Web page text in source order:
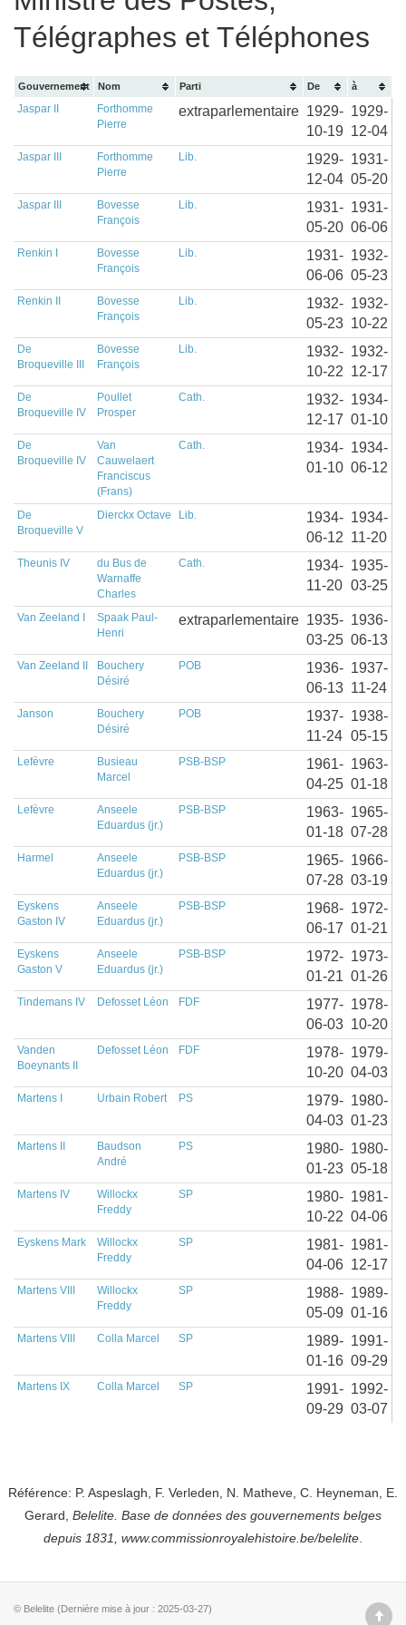
Télégraphes et Téléphones
Gouvernement Nom Parti De à
Jaspar II
Forthomme
Pierre
extraparlementaire 1929-
10-19
1929-
12-04
Jaspar III
Forthomme
Pierre
Lib.
1929-
12-04
1931-
05-20
Jaspar III
Bovesse
François
Lib.
1931-
05-20
1931-
06-06
Renkin I
Bovesse
François
Lib.
1931-
06-06
1932-
05-23
Renkin II
Bovesse
François
Lib.
1932-
05-23
1932-
10-22
De
Broqueville III
Bovesse
François
Lib.
1932-
10-22
1932-
12-17
De
Broqueville IV
Poullet
Prosper
Cath.
1932-
12-17
1934-
01-10
De
Broqueville IV
Van
Cauwelaert
Franciscus
(Frans)
Cath.
1934-
01-10
1934-
06-12
De
Broqueville V
Dierckx Octave Lib.
1934-
06-12
1934-
11-20
Theunis IV
du Bus de
Warnaffe
Charles
Cath.
1934-
11-20
1935-
03-25
Van Zeeland I
Spaak Paul-
Henri
extraparlementaire 1935-
03-25
1936-
06-13
Van Zeeland II
Bouchery
Désiré
POB
1936-
06-13
1937-
11-24
Janson
Bouchery
Désiré
POB
1937-
11-24
1938-
05-15
Lefèvre
Busieau
Marcel
PSB-BSP
1961-
04-25
1963-
01-18
Lefèvre
Anseele
Eduardus (jr.)
PSB-BSP
1963-
01-18
1965-
07-28
Harmel
Anseele
Eduardus (jr.)
PSB-BSP
1965-
07-28
1966-
03-19
Eyskens
Gaston IV
Anseele
Eduardus (jr.)
PSB-BSP
1968-
06-17
1972-
01-21
Eyskens
Gaston V
Anseele
Eduardus (jr.)
PSB-BSP
1972-
01-21
1973-
01-26
Tindemans IV Defosset Léon FDF
1977-
06-03
1978-
10-20
Vanden
Boeynants II
Defosset Léon FDF
1978-
10-20
1979-
04-03
Martens I Urbain Robert PS
1979-
04-03
1980-
01-23
Martens II
Baudson
André
PS
1980-
01-23
1980-
05-18
Martens IV
Willockx
Freddy
SP
1980-
10-22
1981-
04-06
Eyskens Mark
Willockx
Freddy
SP
1981-
04-06
1981-
12-17
Martens VIII
Willockx
Freddy
SP
1988-
05-09
1989-
01-16
Martens VIII Colla Marcel SP
1989-
01-16
1991-
09-29
Martens IX Colla Marcel SP
1991-
09-29
1992-
03-07
Référence: P. Aspeslagh, F. Verleden, N. Matheve, C. Heyneman, E.
Gerard, Belelite. Base de données des gouvernements belges
depuis 1831, www.commissionroyalehistoire.be/belelite
© Belelite (Dernière mise à jour : 2025-03-27)